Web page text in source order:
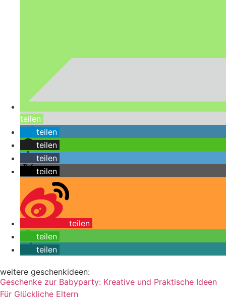
teilen
teilen
teilen
teilen
teilen
teilen
teilen
teilen
weitere geschenkideen:
Geschenke zur Babyparty: Kreative und Praktische Ideen
Für Glückliche Eltern